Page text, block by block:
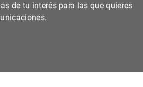
de tu interés para las que quieres